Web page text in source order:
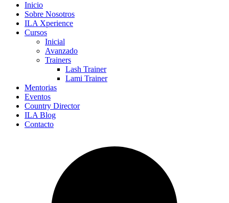
Inicio
Sobre Nosotros
ILA Xperience
Cursos
Inicial
Avanzado
Trainers
Lash Trainer
Lami Trainer
Mentorias
Eventos
Country Director
ILA Blog
Contacto